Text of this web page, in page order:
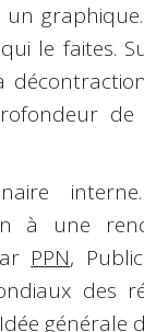
le faites.
à une
PPN,
des
Idée générale